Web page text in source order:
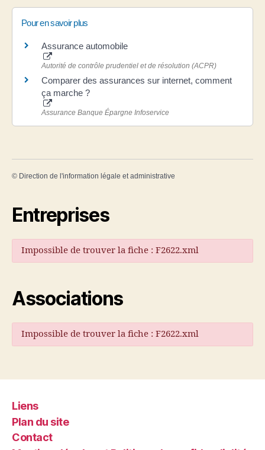
Pour en savoir plus
Assurance automobile
Autorité de contrôle prudentiel et de résolution (ACPR)
Comparer des assurances sur internet, comment
ça marche ?
Assurance Banque Épargne Infoservice
© Direction de l'information légale et administrative
Entreprises
Impossible de trouver la fiche : F2622.xml
Associations
Impossible de trouver la fiche : F2622.xml
Liens
Plan du site
Contact